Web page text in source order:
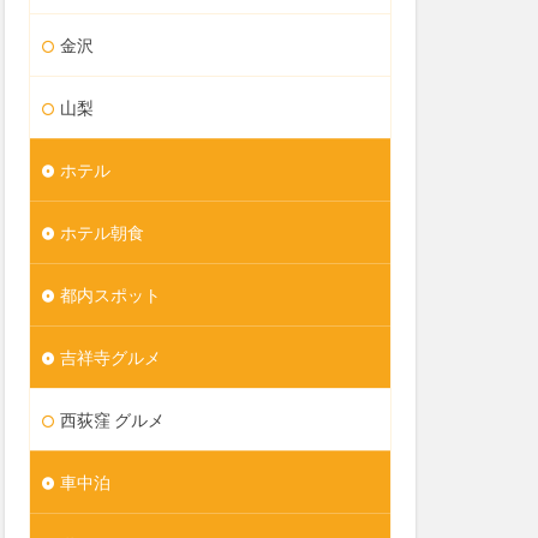
金沢
山梨
ホテル
ホテル朝食
都内スポット
吉祥寺グルメ
西荻窪 グルメ
車中泊